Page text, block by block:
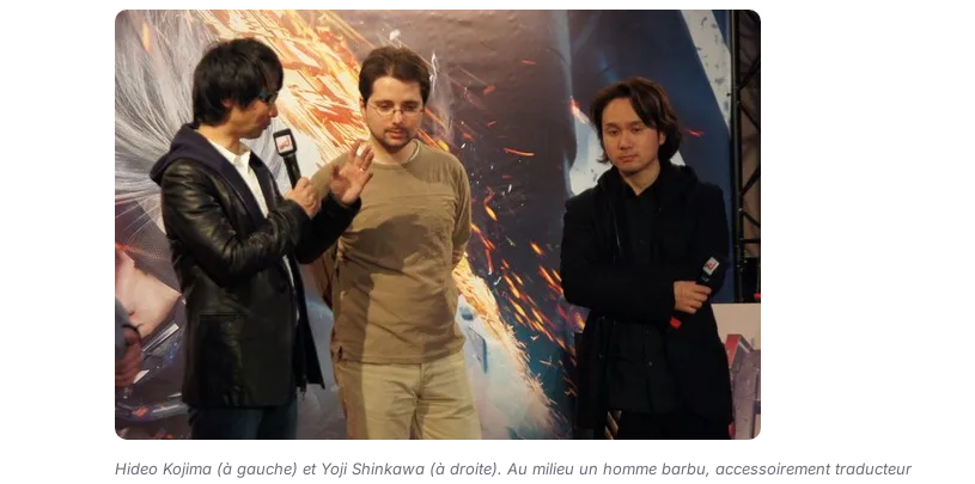
Hideo Kojima (à gauche) et Yoji Shinkawa (à droite). Au milieu un homme barbu, accessoirement traducteur